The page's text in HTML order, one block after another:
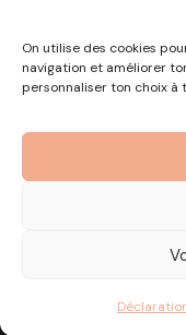
On utilise des cookies
navigation et améliorer
personnaliser ton choix à
capital de
OF n°93 13 18812
région
Mentions